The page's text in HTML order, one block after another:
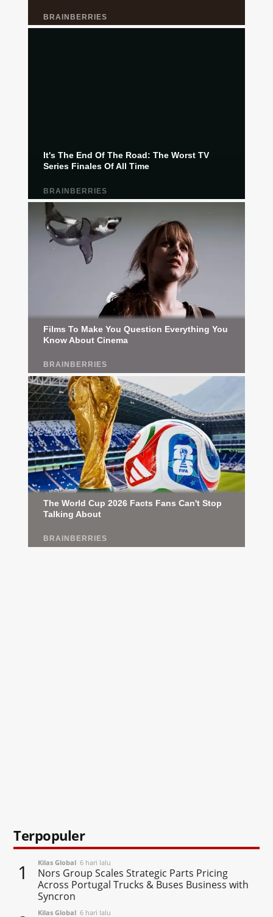
Terpopuler
1 Kilas Global 6 hari lalu
Nors Group Scales Strategic Parts Pricing
Across Portugal Trucks & Buses Business with
Syncron
Kilas Global 6 hari lalu